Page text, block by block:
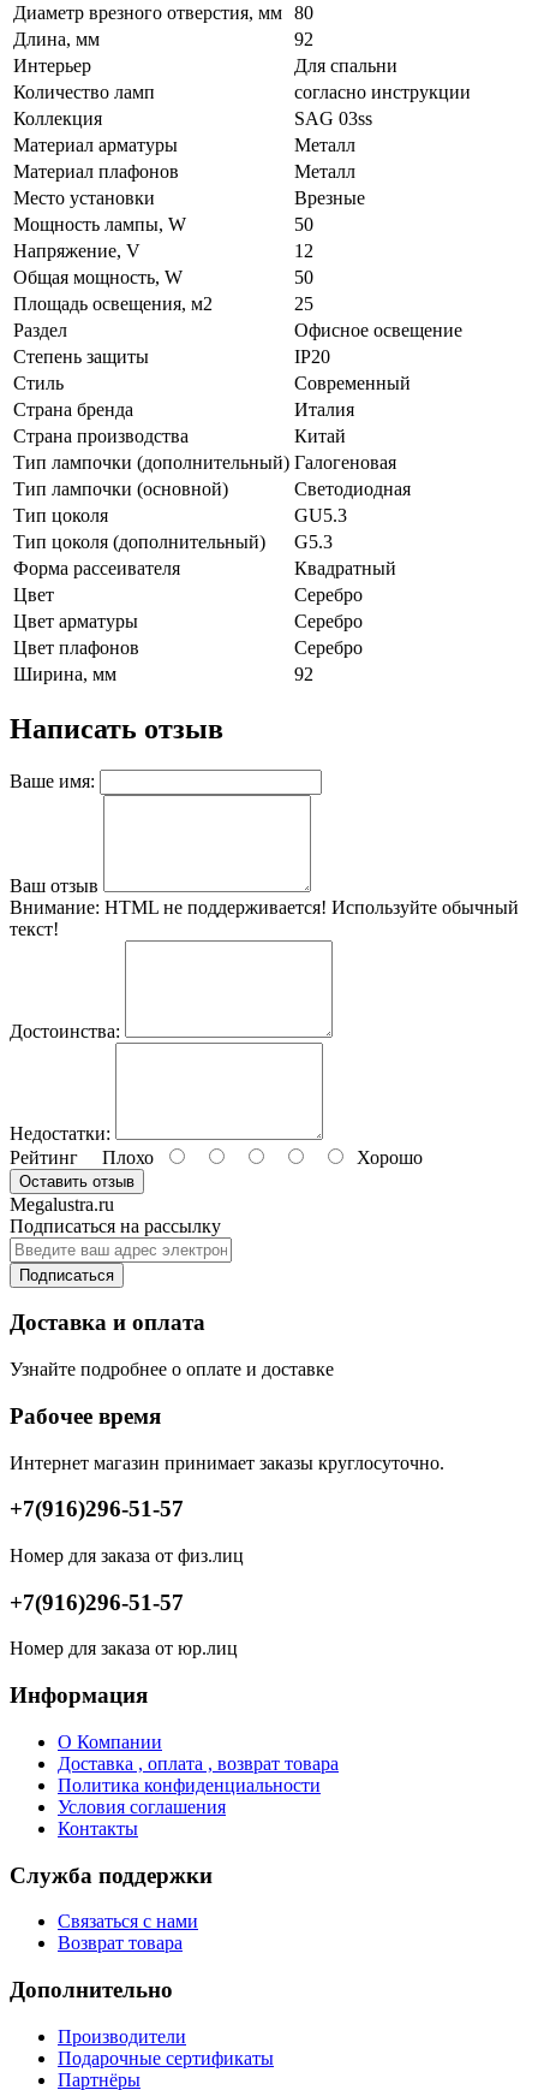
Диаметр врезного отверстия, мм 80
Длина, мм
92
Интерьер
Для спальни
Количество ламп
согласно инструкции
Коллекция
SAG 03ss
Материал арматуры
Металл
Материал плафонов
Металл
Место установки
Врезные
Мощность лампы, W
50
Напряжение, V
12
Общая мощность, W
50
Площадь освещения, м2
25
Раздел
Офисное освещение
Степень защиты
IP20
Стиль
Современный
Страна бренда
Италия
Страна производства
Китай
Тип лампочки (дополнительный) Галогеновая
Тип лампочки (основной)
Светодиодная
Тип цоколя
GU5.3
Тип цоколя (дополнительный)
G5.3
Форма рассеивателя
Квадратный
Цвет
Серебро
Цвет арматуры
Серебро
Цвет плафонов
Серебро
Ширина, мм
92
Написать отзыв
Ваше имя:
Ваш отзыв
Внимание: HTML не поддерживается! Используйте обычный
текст!
Достоинства:
Недостатки:
Рейтинг Плохо Хорошо
Оставить отзыв
Megalustra.ru
Подписаться на рассылку
Подписаться
Доставка и оплата
Узнайте подробнее о оплате и доставке
Рабочее время
Интернет магазин принимает заказы круглосуточно.
+7(916)296-51-57
Номер для заказа от физ.лиц
+7(916)296-51-57
Номер для заказа от юр.лиц
Информация
О Компании
Доставка , оплата , возврат товара
Политика конфиденциальности
Условия соглашения
Контакты
Служба поддержки
Связаться с нами
Возврат товара
Дополнительно
Производители
Подарочные сертификаты
Партнёры